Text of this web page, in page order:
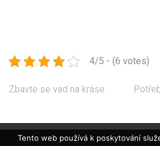
4/5 - (6 votes)
Navigace
Zbavte se vad na kráse
Tento web používá k poskytování